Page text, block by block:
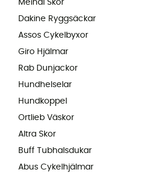
Meindl Skor
Dakine Ryggsäckar
Assos Cykelbyxor
Giro Hjälmar
Rab Dunjackor
Hundhelselar
Hundkoppel
Ortlieb Väskor
Altra Skor
Buff Tubhalsdukar
Abus Cykelhjälmar